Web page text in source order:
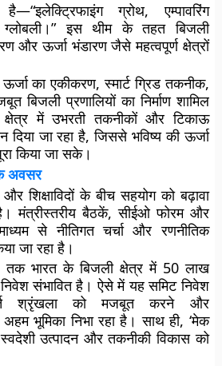
ग्रोथ, एम्पावरिंग
ग्लोबली।” इस थीम के तहत बिजली
और ऊर्जा भंडारण जैसे महत्वपूर्ण क्षेत्रों
का एकीकरण, स्मार्ट ग्रिड तकनीक,
बिजली प्रणालियों का निर्माण शामिल
में उभरती तकनीकों और टिकाऊ
दिया जा रहा है, जिससे भविष्य की ऊर्जा
किया जा सके।
अवसर
शिक्षाविदों के बीच सहयोग को बढ़ावा
मंत्रीस्तरीय बैठकें, सीईओ फोरम और
से नीतिगत चर्चा और रणनीतिक
जा रहा है।
तक भारत के बिजली क्षेत्र में 50 लाख
संभावित है। ऐसे में यह समिट निवेश
श्रृंखला को मजबूत करने और
अहम भूमिका निभा रहा है। साथ ही, ‘मेक
उत्पादन और तकनीकी विकास को